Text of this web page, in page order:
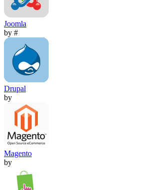
Joomla
by #
Drupal
by
Magento
by